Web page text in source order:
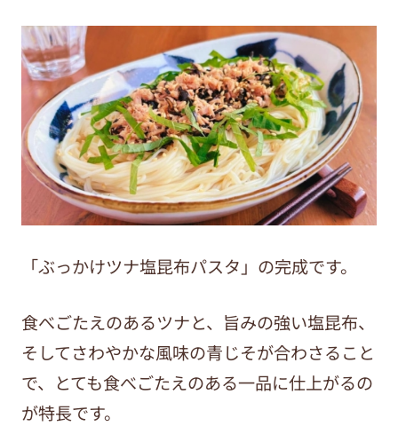
「ぶっかけツナ塩昆布パスタ」の完成です。
食べごたえのあるツナと、旨みの強い塩昆布、
そしてさわやかな風味の青じそが合わさること
で、とても食べごたえのある一品に仕上がるの
が特長です。